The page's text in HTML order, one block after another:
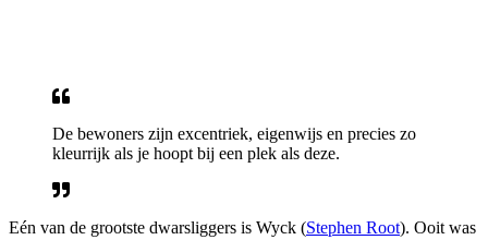
De bewoners zijn excentriek, eigenwijs en precies zo
kleurrijk als je hoopt bij een plek als deze.
Eén van de grootste dwarsliggers is Wyck (Stephen Root). Ooit was